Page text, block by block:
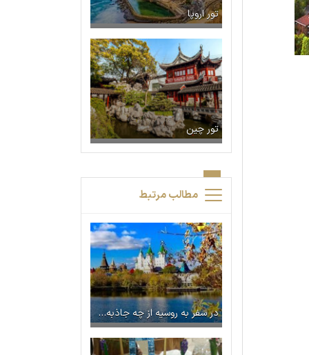
تور اروپا
تور چین
مطالب مرتبط
در سفر به روسیه از چه جاذبه‌هایی دیدن کنیم؟